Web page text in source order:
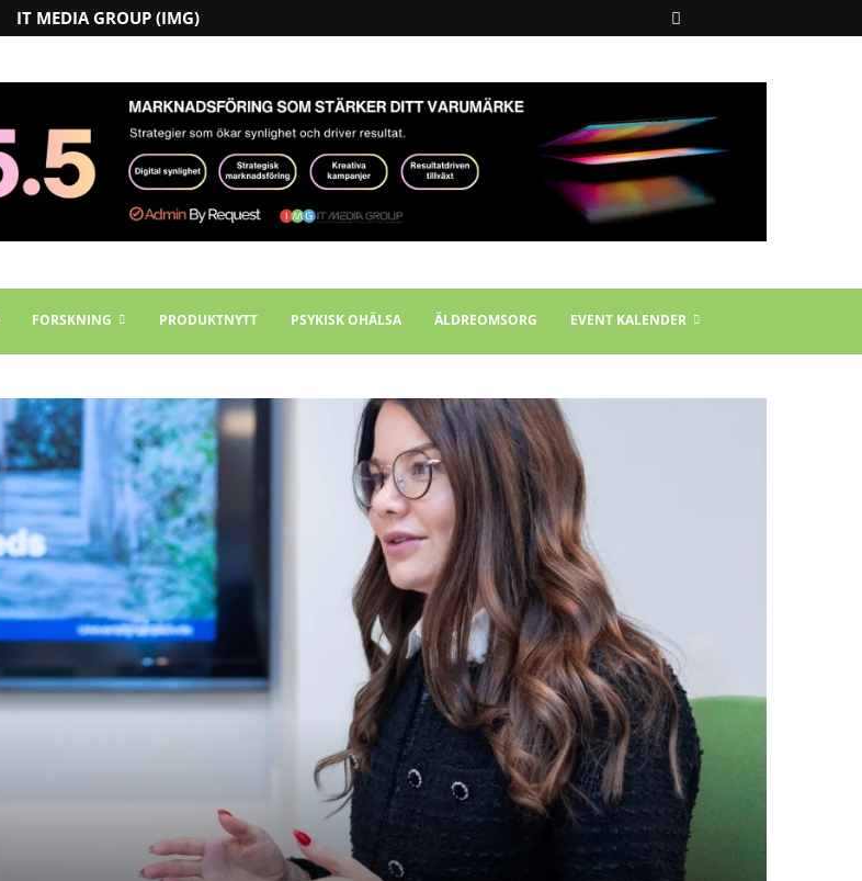
IT MEDIA GROUP (IMG)
FORSKNING PRODUKTNYTT PSYKISK OHÄLSA ÄLDREOMSORG EVENT KALENDER